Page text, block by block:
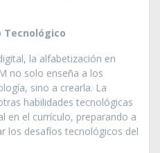
Tecnológico
la alfabetización en
no solo enseña a los
sino a crearla. La
habilidades tecnológicas
en el currículo, preparando a
los desafíos tecnológicos del